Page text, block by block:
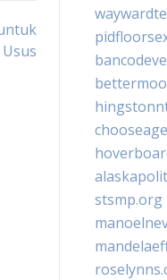
stsmp.org